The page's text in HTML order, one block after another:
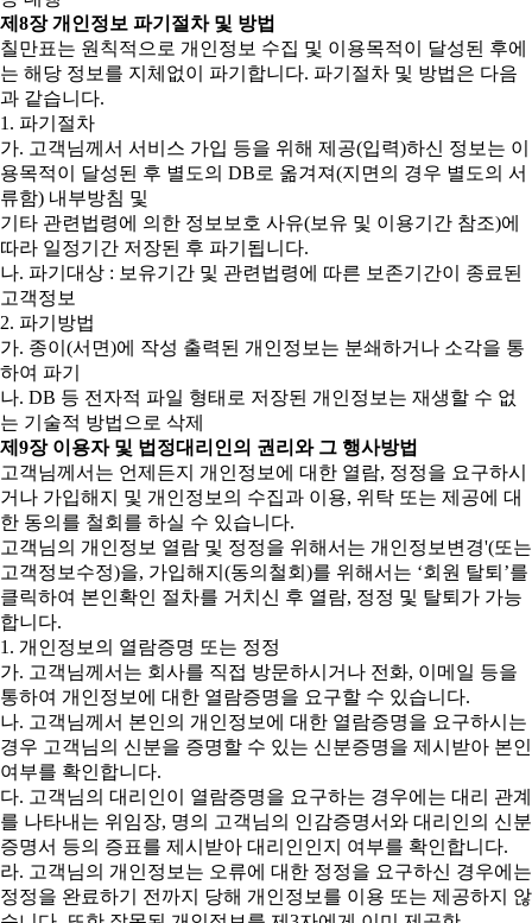
제8장 개인정보 파기절차 및 방법
칠만표는 원칙적으로 개인정보 수집 및 이용목적이 달성된 후에
는 해당 정보를 지체없이 파기합니다. 파기절차 및 방법은 다음
과 같습니다.
1. 파기절차
가. 고객님께서 서비스 가입 등을 위해 제공(입력)하신 정보는 이
용목적이 달성된 후 별도의 DB로 옮겨져(지면의 경우 별도의 서
류함) 내부방침 및
기타 관련법령에 의한 정보보호 사유(보유 및 이용기간 참조)에
따라 일정기간 저장된 후 파기됩니다.
나. 파기대상 : 보유기간 및 관련법령에 따른 보존기간이 종료된
고객정보
2. 파기방법
가. 종이(서면)에 작성 출력된 개인정보는 분쇄하거나 소각을 통
하여 파기
나. DB 등 전자적 파일 형태로 저장된 개인정보는 재생할 수 없
는 기술적 방법으로 삭제
제9장 이용자 및 법정대리인의 권리와 그 행사방법
고객님께서는 언제든지 개인정보에 대한 열람, 정정을 요구하시
거나 가입해지 및 개인정보의 수집과 이용, 위탁 또는 제공에 대
한 동의를 철회를 하실 수 있습니다.
고객님의 개인정보 열람 및 정정을 위해서는 개인정보변경'(또는
고객정보수정)을, 가입해지(동의철회)를 위해서는 ‘회원 탈퇴’를
클릭하여 본인확인 절차를 거치신 후 열람, 정정 및 탈퇴가 가능
합니다.
1. 개인정보의 열람증명 또는 정정
가. 고객님께서는 회사를 직접 방문하시거나 전화, 이메일 등을
통하여 개인정보에 대한 열람증명을 요구할 수 있습니다.
나. 고객님께서 본인의 개인정보에 대한 열람증명을 요구하시는
경우 고객님의 신분을 증명할 수 있는 신분증명을 제시받아 본인
여부를 확인합니다.
다. 고객님의 대리인이 열람증명을 요구하는 경우에는 대리 관계
를 나타내는 위임장, 명의 고객님의 인감증명서와 대리인의 신분
증명서 등의 증표를 제시받아 대리인인지 여부를 확인합니다.
라. 고객님의 개인정보는 오류에 대한 정정을 요구하신 경우에는
정정을 완료하기 전까지 당해 개인정보를 이용 또는 제공하지 않